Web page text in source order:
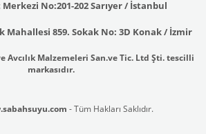
No:201-202 Sarıyer / İstanbul
Mahallesi 859. Sokak No: 3D Konak / İzmir
Avcılık Malzemeleri San.ve Tic. Ltd Şti. tescilli
markasıdır.
- Tüm Hakları Saklıdır.